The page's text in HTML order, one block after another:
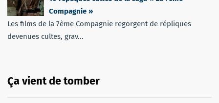
Compagnie »
Les films de la 7ème Compagnie regorgent de répliques
devenues cultes, grav...
Ça vient de tomber